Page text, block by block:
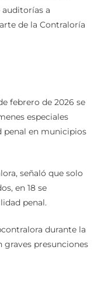
a
de la Contraloría
febrero de 2026 se
especiales
penal en municipios
señaló que solo
en 18 se
penal.
durante la
graves presunciones